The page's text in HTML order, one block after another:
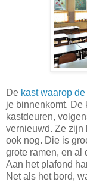
De kast waarop
je binnenkomt. De
kastdeuren,
vernieuwd. Ze zijn
ook nog. Die is
grote ramen, en al
Aan het plafond
Net als het bord,